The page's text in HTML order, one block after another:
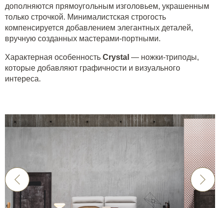
дополняются прямоугольным изголовьем, украшенным
только строчкой. Минималистская строгость
компенсируется добавлением элегантных деталей,
вручную созданных мастерами-портными.
Характерная особенность Crystal — ножки-триподы,
которые добавляют графичности и визуального
интереса.